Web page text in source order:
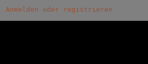
Anmelden oder registrieren